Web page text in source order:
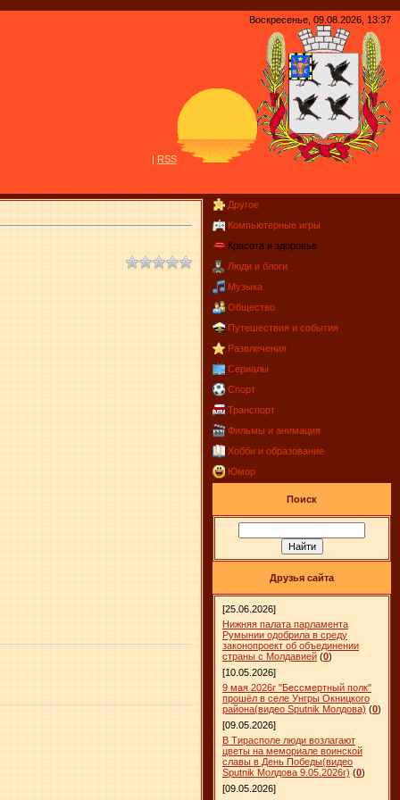
Воскресенье, 09.08.2026, 13:37
| RSS
Другое
Компьютерные игры
Красота и здоровье
Люди и блоги
Музыка
Общество
Путешествия и события
Развлечения
Сериалы
Спорт
Транспорт
Фильмы и анимация
Хобби и образование
Юмор
Поиск
Друзья сайта
[25.06.2026]
Нижняя палата парламента
Румынии одобрила в среду
законопроект об объединении
страны с Молдавией (0)
[10.05.2026]
9 мая 2026г "Бессмертный полк"
прошёл в селе Унгры Окницкого
района(видео Sputnik Молдова) (0)
[09.05.2026]
В Тирасполе люди возлагают
цветы на мемориале воинской
славы в День Победы(видео
Sputnik Молдова 9.05.2026г) (0)
[09.05.2026]